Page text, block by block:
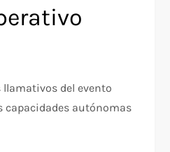
llamativos del evento
capacidades autónomas